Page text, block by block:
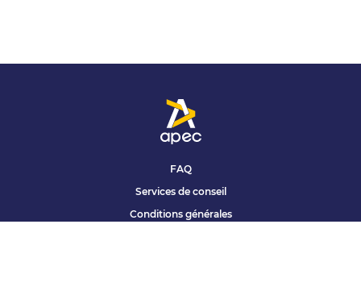
FAQ
Services de conseil
Conditions générales